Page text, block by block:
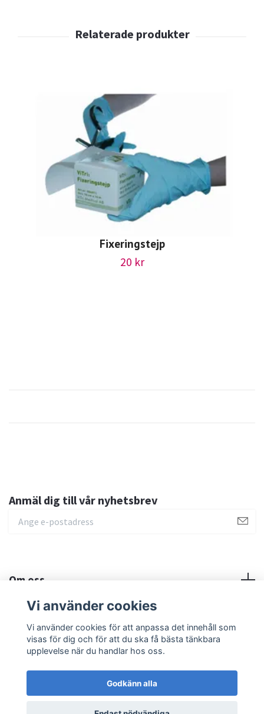
Fixeringstejp
20 kr
Anmäl dig till vår nyhetsbrev
Om oss
Sociala medier
© 2026 MilMED Education AB
Vi använder cookies
Vi använder cookies för att anpassa det innehåll som
visas för dig och för att du ska få bästa tänkbara
upplevelse när du handlar hos oss.
Godkänn alla